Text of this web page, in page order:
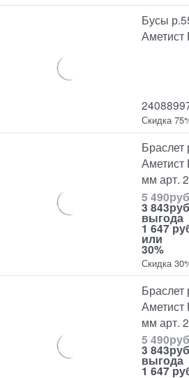
Бусы
Аметист
Скидка
Браслет
Аметист
мм арт.
5 490
3 843
выгода
1 647
или
30%
Скидка
Браслет
Аметист
мм арт.
5 490
3 843
выгода
1 647